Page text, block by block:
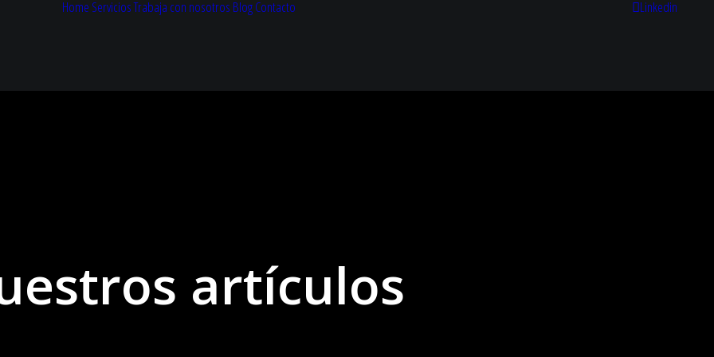
Home ServiciosTrabaja con nosotros BlogContacto Linkedin
artículos